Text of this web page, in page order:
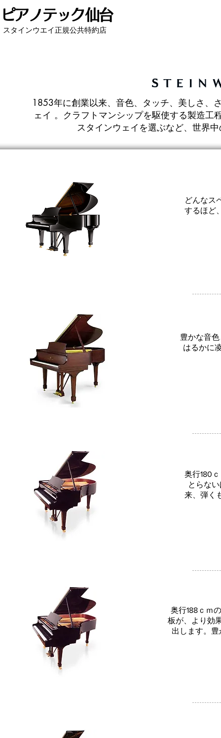
ピアノテック仙台
スタインウエイ正規公共特約店
1853年に創業以来、音色、タッチ、美しさ、
ェイ 。クラフトマンシップを駆使する製造
スタインウェイを選ぶなど、世界
どんなス
するほど
豊かな音
はるかに
奥行180
とらな
来、弾く
奥行188ｃｍ
板が、より効
出します。